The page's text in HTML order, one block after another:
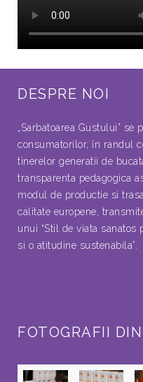
DESPRE NOI
„Sarbatoarea Gustului”
consumatorilor, în randul
tinerelor generatii de
transparenta pedagogica
modul de productie si
calitate europene,
unui “Stil de viata
si o atitudine sustenabila”.
FOTOGRAFII